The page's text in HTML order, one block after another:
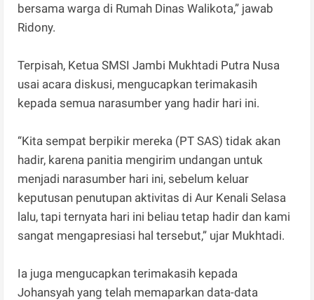
bersama warga di Rumah Dinas Walikota,” jawab
Ridony.
Terpisah, Ketua SMSI Jambi Mukhtadi Putra Nusa
usai acara diskusi, mengucapkan terimakasih
kepada semua narasumber yang hadir hari ini.
“Kita sempat berpikir mereka (PT SAS) tidak akan
hadir, karena panitia mengirim undangan untuk
menjadi narasumber hari ini, sebelum keluar
keputusan penutupan aktivitas di Aur Kenali Selasa
lalu, tapi ternyata hari ini beliau tetap hadir dan kami
sangat mengapresiasi hal tersebut,” ujar Mukhtadi.
Ia juga mengucapkan terimakasih kepada
Johansyah yang telah memaparkan data-data